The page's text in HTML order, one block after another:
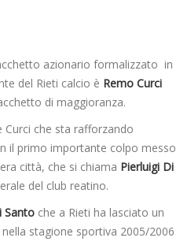
azionario formalizzato in
del Rieti calcio è Remo Curci
di maggioranza.
che sta rafforzando
il primo importante colpo messo
città, che si chiama Pierluigi Di
del club reatino.
Santo che a Rieti ha lasciato un
stagione sportiva 2005/2006